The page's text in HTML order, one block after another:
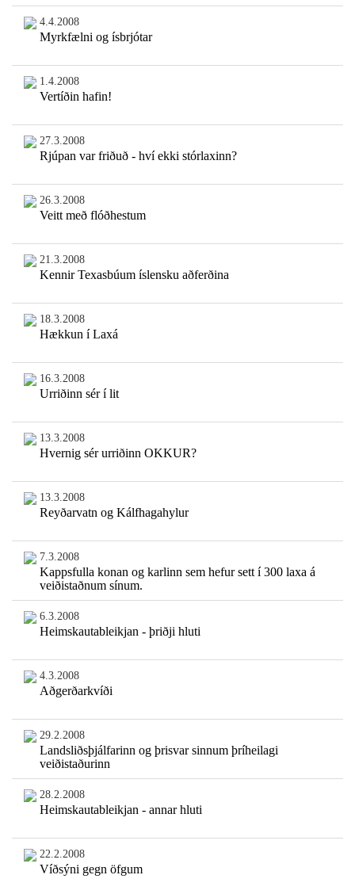
4.4.2008
Myrkfælni og ísbrjótar
1.4.2008
Vertíðin hafin!
27.3.2008
Rjúpan var friðuð - hví ekki stórlaxinn?
26.3.2008
Veitt með flóðhestum
21.3.2008
Kennir Texasbúum íslensku aðferðina
18.3.2008
Hækkun í Laxá
16.3.2008
Urriðinn sér í lit
13.3.2008
Hvernig sér urriðinn OKKUR?
13.3.2008
Reyðarvatn og Kálfhagahylur
7.3.2008
Kappsfulla konan og karlinn sem hefur sett í 300 laxa á
veiðistaðnum sínum.
6.3.2008
Heimskautableikjan - þriðji hluti
4.3.2008
Aðgerðarkvíði
29.2.2008
Landsliðsþjálfarinn og þrisvar sinnum þríheilagi
veiðistaðurinn
28.2.2008
Heimskautableikjan - annar hluti
22.2.2008
Víðsýni gegn öfgum